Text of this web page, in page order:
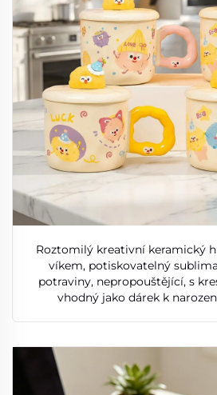
Roztomilý kreativní keramický
víkem, potiskovatelný
potraviny, nepropouštějící, s
vhodný jako dárek k